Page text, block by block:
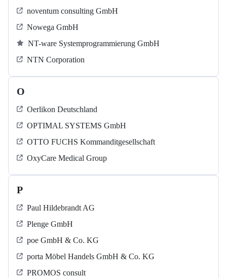
noventum consulting GmbH
Nowega GmbH
NT-ware Systemprogrammierung GmbH
NTN Corporation
O
Oerlikon Deutschland
OPTIMAL SYSTEMS GmbH
OTTO FUCHS Kommanditgesellschaft
OxyCare Medical Group
P
Paul Hildebrandt AG
Plenge GmbH
poe GmbH & Co. KG
porta Möbel Handels GmbH & Co. KG
PROMOS consult